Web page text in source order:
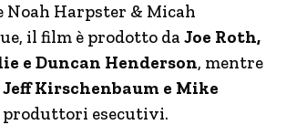
Noah Harpster & Micah
il film è prodotto daJoe Roth,
e Duncan Henderson, mentre
Kirschenbaum e Mike
produttori esecutivi.